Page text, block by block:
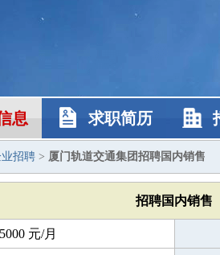
息 求职简历
招聘 > 厦门轨道交通集团招聘国内销售
招聘国内销售
元/月